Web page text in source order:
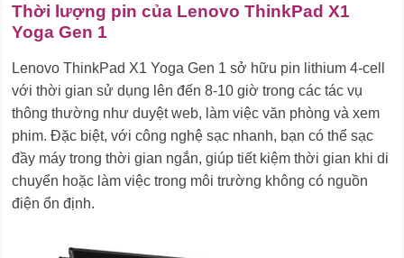
Thời lượng pin của Lenovo ThinkPad X1
Yoga Gen 1
Lenovo ThinkPad X1 Yoga Gen 1 sở hữu pin lithium 4-cell
với thời gian sử dụng lên đến 8-10 giờ trong các tác vụ
thông thường như duyệt web, làm việc văn phòng và xem
phim. Đặc biệt, với công nghệ sạc nhanh, bạn có thể sạc
đầy máy trong thời gian ngắn, giúp tiết kiệm thời gian khi di
chuyển hoặc làm việc trong môi trường không có nguồn
điện ổn định.